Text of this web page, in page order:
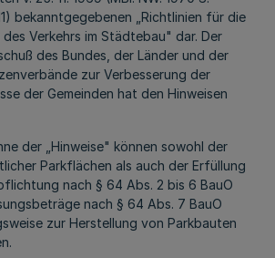
bekanntgegebenen „Richtlinien für die
Verkehrs im Städtebau" dar. Der
des Bundes, der Länder und der
zur Verbesserung der
der Gemeinden hat den Hinweisen
der „Hinweise" können sowohl der
Parkflächen als auch der Erfüllung
nach § 64 Abs. 2 bis 6 BauO
nach § 64 Abs. 7 BauO
zur Herstellung von Parkbauten